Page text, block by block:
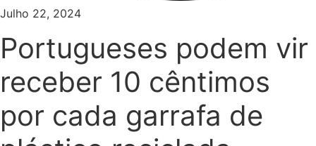
Julho 22, 2024
Portugueses podem vir
receber 10 cêntimos
por cada garrafa de